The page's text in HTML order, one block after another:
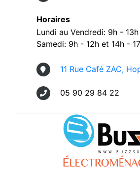
Horaires
Lundi au Vendredi: 9h -
Samedi: 9h - 12h et 14h -
11 Rue Café ZAC,
05 90 29 84 22